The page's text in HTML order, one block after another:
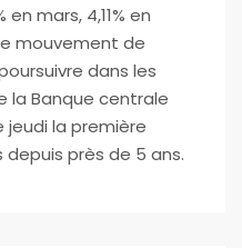
mars, 4,11% en
mouvement de
dans les
la Banque centrale
la première
près de 5 ans.